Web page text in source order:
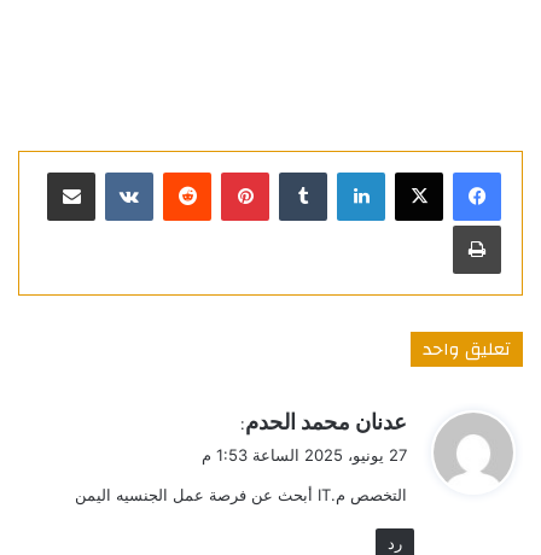
لينكدإن بينتيريست مشاركة عبر البريد
طباعة
تعليق واحد
ي
ق
ل
عدنان محمد الحدم:
27 يونيو، 2025 الساعة 1:53 م
التخصص م.IT أبحث عن فرصة عمل الجنسيه اليمن
رد